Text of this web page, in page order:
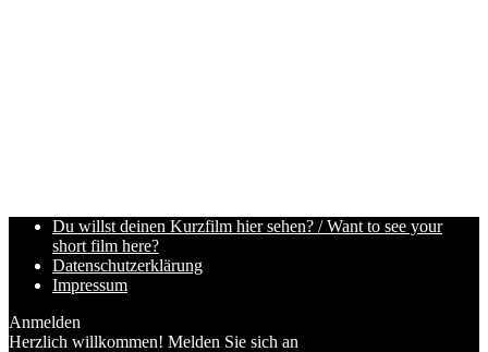
Du willst deinen Kurzfilm hier sehen? / Want to see your
short film here?
Datenschutzerklärung
Impressum
Anmelden
Herzlich willkommen! Melden Sie sich an